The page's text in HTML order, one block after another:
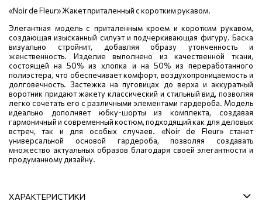
«Noir de Fleur» Жакет приталенный с коротким рукавом.
Элегантная модель с приталенным кроем и коротким рукавом,
создающая изысканный силуэт и подчеркивающая фигуру. Баска
визуально стройнит, добавляя образу утонченность и
женственность. Изделие выполнено из качественной ткани,
состоящей на 50% из хлопка и на 50% из переработанного
полиэстера, что обеспечивает комфорт, воздухопроницаемость и
долговечность. Застежка на пуговицах до верха и аккуратный
воротник придают жакету классический и стильный вид, позволяя
легко сочетать его с различными элементами гардероба. Модель
идеально дополняет юбку-шорты из комплекта, создавая
гармоничный и современный костюм, подходящий как для деловых
встреч, так и для особых случаев. «Noir de Fleur» станет
универсальной основой гардероба, позволяя создавать
множество актуальных образов благодаря своей элегантности и
продуманному дизайну.
ХАРАКТЕРИСТИКИ